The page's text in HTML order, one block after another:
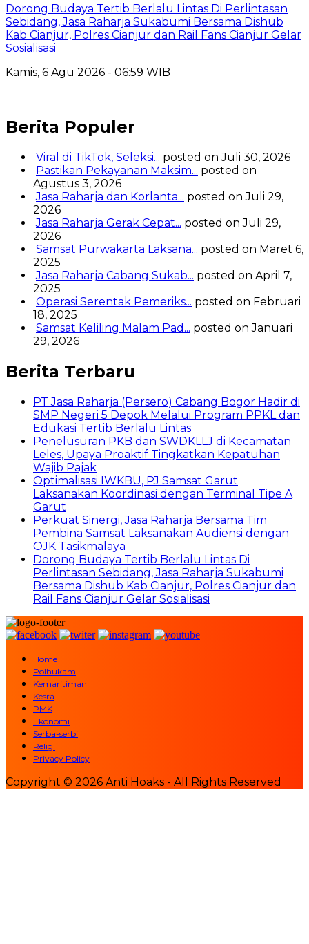
Dorong Budaya Tertib Berlalu Lintas Di Perlintasan
Sebidang, Jasa Raharja Sukabumi Bersama Dishub
Kab Cianjur, Polres Cianjur dan Rail Fans Cianjur Gelar
Sosialisasi
Kamis, 6 Agu 2026 - 06:59 WIB
Berita Populer
Viral di TikTok, Seleksi... posted on Juli 30, 2026
Pastikan Pekayanan Maksim... posted on
Agustus 3, 2026
Jasa Raharja dan Korlanta... posted on Juli 29,
2026
Jasa Raharja Gerak Cepat... posted on Juli 29,
2026
Samsat Purwakarta Laksana... posted on Maret 6,
2025
Jasa Raharja Cabang Sukab... posted on April 7,
2025
Operasi Serentak Pemeriks... posted on Februari
18, 2025
Samsat Keliling Malam Pad... posted on Januari
29, 2026
Berita Terbaru
PT Jasa Raharja (Persero) Cabang Bogor Hadir di
SMP Negeri 5 Depok Melalui Program PPKL dan
Edukasi Tertib Berlalu Lintas
Penelusuran PKB dan SWDKLLJ di Kecamatan
Leles, Upaya Proaktif Tingkatkan Kepatuhan
Wajib Pajak
Optimalisasi IWKBU, PJ Samsat Garut
Laksanakan Koordinasi dengan Terminal Tipe A
Garut
Perkuat Sinergi, Jasa Raharja Bersama Tim
Pembina Samsat Laksanakan Audiensi dengan
OJK Tasikmalaya
Dorong Budaya Tertib Berlalu Lintas Di
Perlintasan Sebidang, Jasa Raharja Sukabumi
Bersama Dishub Kab Cianjur, Polres Cianjur dan
Rail Fans Cianjur Gelar Sosialisasi
Home
Polhukam
Kemaritiman
Kesra
PMK
Ekonomi
Serba-serbi
Religi
Privacy Policy
Copyright © 2026 Anti Hoaks - All Rights Reserved